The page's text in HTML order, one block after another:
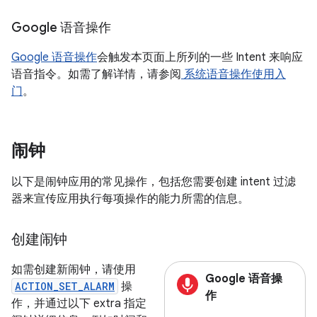
Google 语音操作
Google 语音操作会触发本页面上所列的一些 Intent 来响应
语音指令。如需了解详情，请参阅 系统语音操作使用入
门。
闹钟
以下是闹钟应用的常见操作，包括您需要创建 intent 过滤
器来宣传应用执行每项操作的能力所需的信息。
创建闹钟
Google 语音操
作
如需创建新闹钟，请使用
ACTION_SET_ALARM 操
作，并通过以下 extra 指定